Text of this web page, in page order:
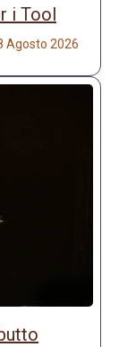
i Tool
Agosto 2026